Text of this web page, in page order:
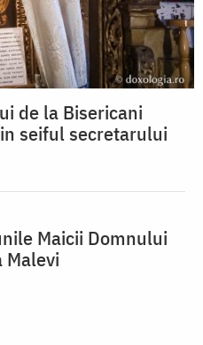
de la Bisericani
seiful secretarului
Maicii Domnului
Malevi